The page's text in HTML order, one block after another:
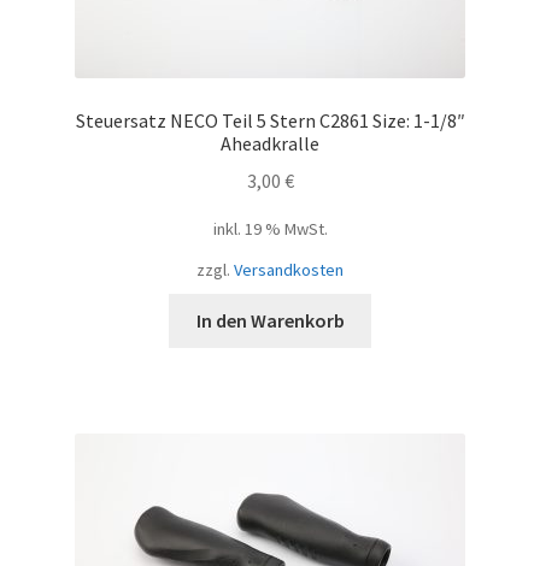
Steuersatz NECO Teil 5 Stern C2861 Size: 1-1/8″
Aheadkralle
3,00 €
inkl. 19 % MwSt.
zzgl. Versandkosten
In den Warenkorb